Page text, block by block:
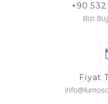
+90
Bizi
Fiyat